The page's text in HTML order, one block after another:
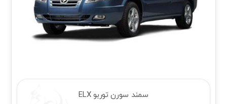
سمند سورن توربو ELX